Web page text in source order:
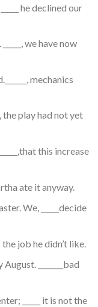
he declined our
we have now
mechanics
the play had not yet
this increase
ate it anyway.
We, _____decide
job he didn’t like.
_______bad
_____ it is not the